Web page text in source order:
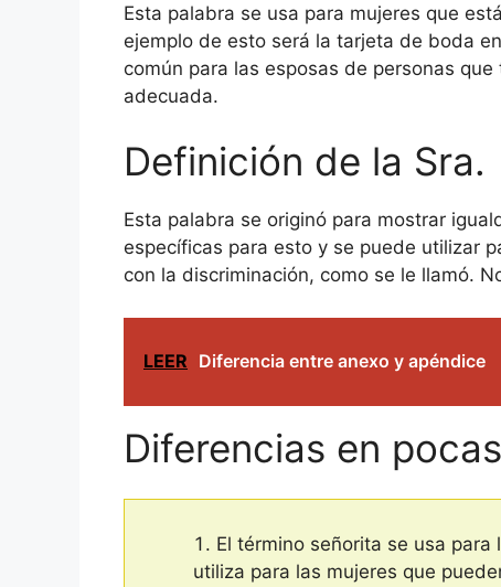
Esta palabra se usa para mujeres que
ejemplo de esto será la tarjeta de boda
común para las esposas de personas
adecuada.
Definición de la Sra.
Esta palabra se originó para mostrar
específicas para esto y se puede utilizar
con la discriminación, como se le llamó.
LEER Diferencia entre anexo y apéndice
Diferencias en
El término señorita se usa
utiliza para las mujeres que